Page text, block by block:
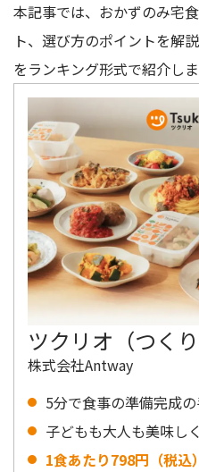
本記事では、おかずのみ宅
ト、選び方のポイントを解
をランキング形式で紹介しま
ツクリオ（つく
株式会社Antway
5分で食事の準備完成
子どもも大人も美味し
1食あたり798円（税込